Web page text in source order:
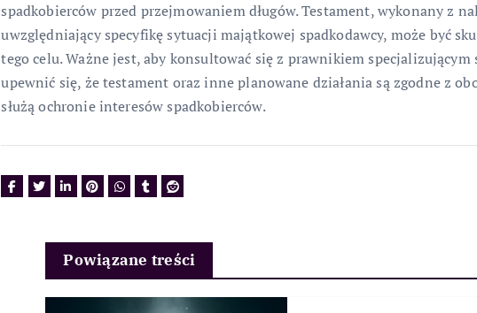
spadkobierców przed przejmowaniem długów. Testament, wykonany z
uwzględniający specyfikę sytuacji majątkowej spadkodawcy, może być
tego celu. Ważne jest, aby konsultować się z prawnikiem specjalizującym
upewnić się, że testament oraz inne planowane działania są zgodne z
służą ochronie interesów spadkobierców.
Powiązane treści